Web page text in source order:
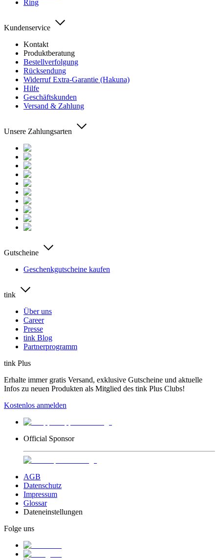
Ring
Kundenservice
Kontakt
Produktberatung
Bestellverfolgung
Rücksendung
Widerruf Extra-Garantie (Hakuna)
Hilfe
Geschäftskunden
Versand & Zahlung
Unsere Zahlungsarten
Gutscheine
Geschenkgutscheine kaufen
tink
Über uns
Career
Presse
tink Blog
Partnerprogramm
tink Plus
Erhalte immer gratis Versand, exklusive Gutscheine und aktuelle
Infos zu neuen Produkten als Mitglied des tink Plus Clubs!
Kostenlos anmelden
Official Sponsor
AGB
Datenschutz
Impressum
Glossar
Dateneinstellungen
Folge uns